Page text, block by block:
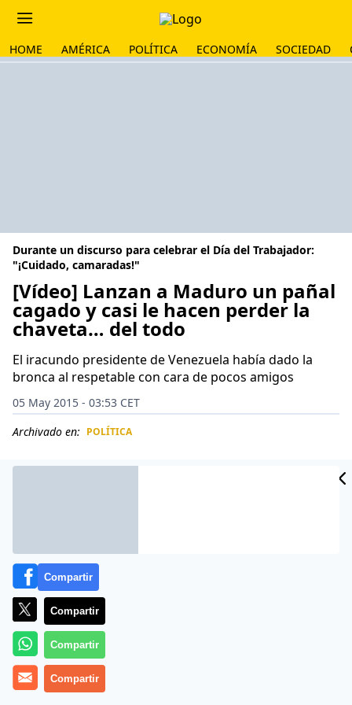
HOME AMÉRICA POLÍTICA ECONOMÍA SOCIEDAD
Durante un discurso para celebrar el Día del Trabajador:
"¡Cuidado, camaradas!"
[Vídeo] Lanzan a Maduro un pañal
cagado y casi le hacen perder la
chaveta… del todo
El iracundo presidente de Venezuela había dado la
bronca al respetable con cara de pocos amigos
05 May 2015 - 03:53 CET
Archivado en: POLÍTICA
Más información
Compartir
Compartir
Compartir
Compartir